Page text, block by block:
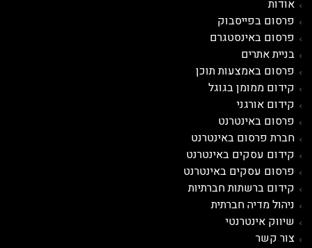
אודות
פרסום בפייסבוק
פרסום באינסטגרם
בניית אתרים
פרסום באמצעות תוכן
קידום ממומן בגוגל
קידום אורגני
פרסום באינטרנט
חברת פרסום באינטרנט
קידום עסקים באינטרנט
פרסום עסקים באינטרנט
קידום ברשתות חברתיות
ניהול מדיה חברתית
שיווק אינטרנטי
צור קשר